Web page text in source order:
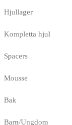
Hjullager
Kompletta hjul
Spacers
Mousse
Bak
Barn/Ungdom